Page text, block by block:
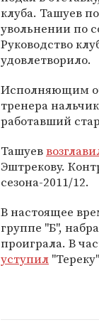
клуба. Ташуев
увольнении по
Руководство
удовлетворило.
Исполняющим
тренера
работавший
Ташуев
Эштрекову.
сезона-2011/12.
В настоящее
группе "Б",
проиграла. В
уступил